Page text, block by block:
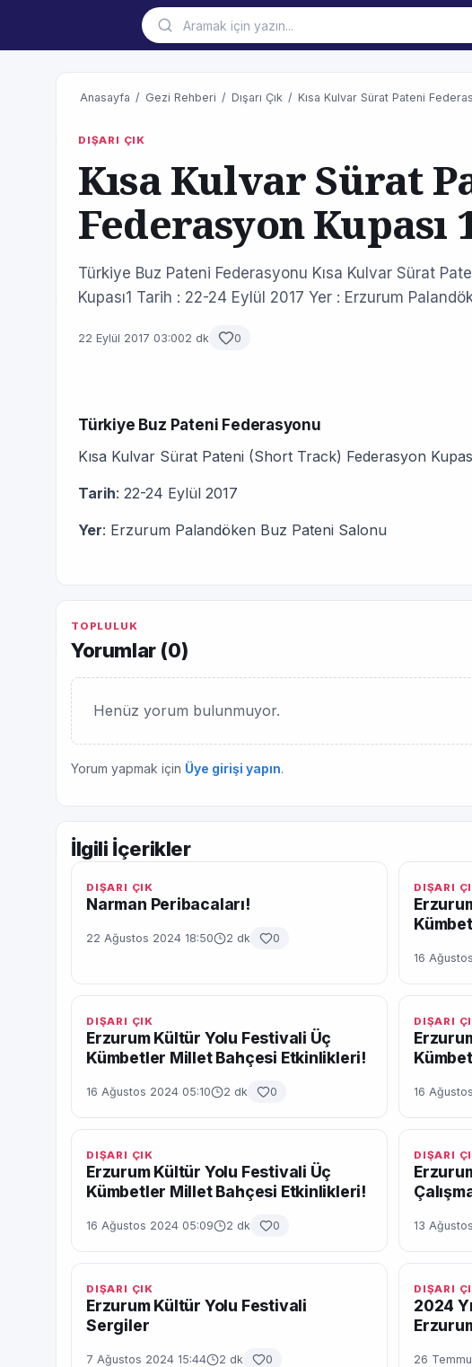
Anasayfa / Gezi Rehberi / Dışarı Çık / Kısa Kulvar Sürat Pateni
DIŞARI ÇIK
Kısa Kulvar Sürat
Federasyon Kupası
Türkiye Buz Pateni Federasyonu Kısa Kulvar Sürat
Kupası1 Tarih : 22-24 Eylül 2017 Yer : Erzurum
22 Eylül 2017 03:002 dk 0
Türkiye Buz Pateni Federasyonu
Kısa Kulvar Sürat Pateni (Short Track) Federasyon
Tarih: 22-24 Eylül 2017
Yer: Erzurum Palandöken Buz Pateni Salonu
TOPLULUK
Yorumlar (0)
Henüz yorum bulunmuyor.
Yorum yapmak için Üye girişi yapın.
İlgili İçerikler
DIŞARI ÇIK
Narman Peribacaları!
22 Ağustos 2024 18:50 2 dk 0
DIŞARI
16
DIŞARI ÇIK
Erzurum Kültür Yolu Festivali Üç
Kümbetler Millet Bahçesi Etkinlikleri!
16 Ağustos 2024 05:10 2 dk 0
DIŞARI
16
DIŞARI ÇIK
Erzurum Kültür Yolu Festivali Üç
Kümbetler Millet Bahçesi Etkinlikleri!
16 Ağustos 2024 05:09 2 dk 0
DIŞARI
13
DIŞARI ÇIK
Erzurum Kültür Yolu Festivali
Sergiler
7 Ağustos 2024 15:44 2 dk 0
DIŞARI
2024
26